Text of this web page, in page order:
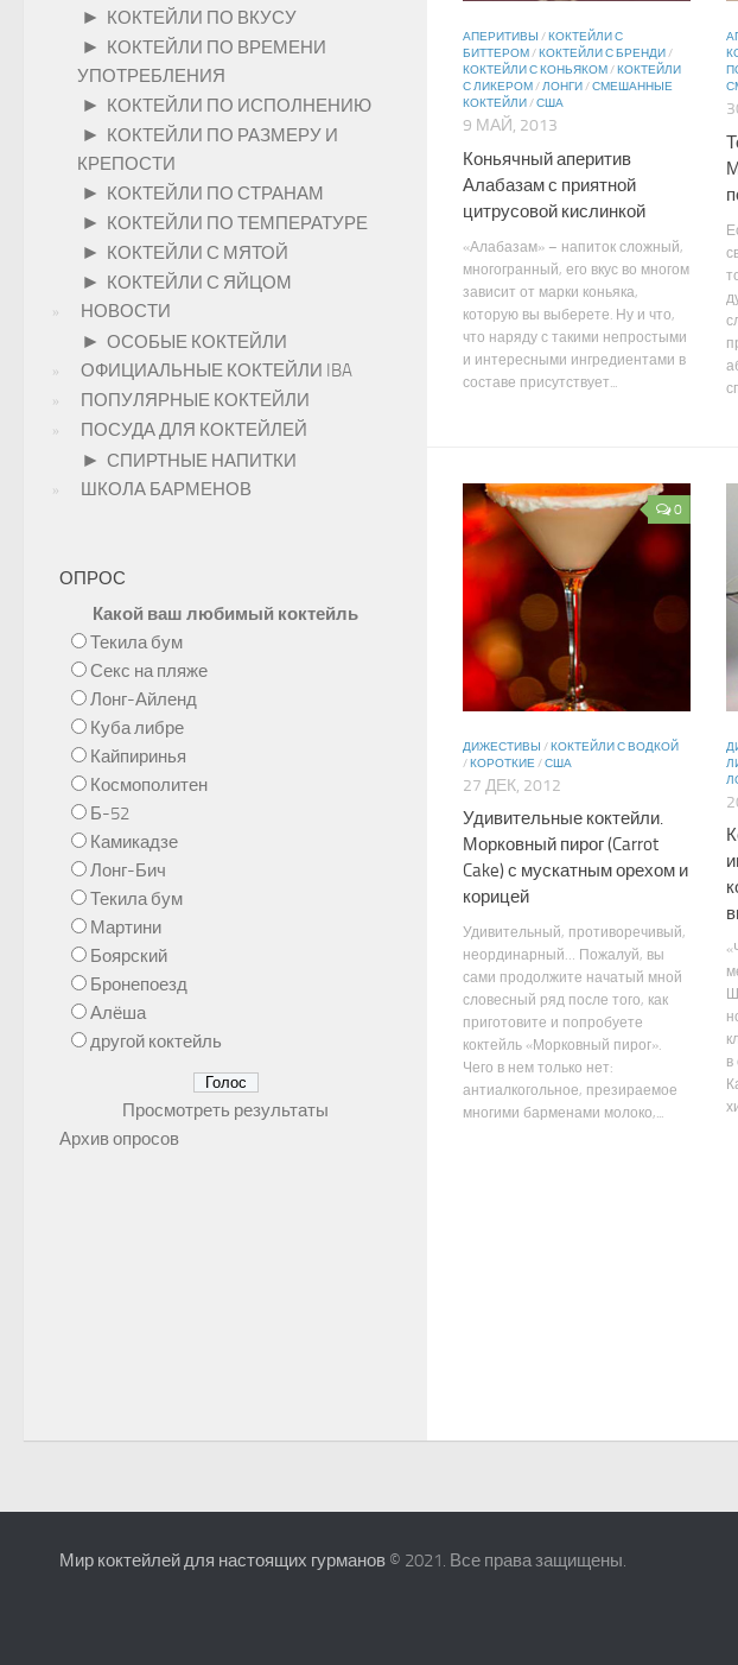
АПЕРИТИВЫ /КОКТЕЙЛИ С
БИТТЕРОМ/КОКТЕЙЛИ С БРЕНДИ/
КОКТЕЙЛИ С КОНЬЯКОМ/КОКТЕЙЛИ
С ЛИКЕРОМ/ЛОНГИ/СМЕШАННЫЕ
КОКТЕЙЛИ/США
9 МАЙ, 2013
Коньячный аперитив
Алабазам с приятной
цитрусовой кислинкой
«Алабазам» – напиток сложный,
многогранный, его вкус во многом
зависит от марки коньяка,
которую вы выберете. Ну и что,
что наряду с такими непростыми
и интересными ингредиентами в
составе присутствует...
0
ДИЖЕСТИВЫ /КОКТЕЙЛИ С ВОДКОЙ
/КОРОТКИЕ/США
27 ДЕК, 2012
Удивительные коктейли.
Морковный пирог (Carrot
Cake) с мускатным орехом и
корицей
Удивительный, противоречивый,
неординарный… Пожалуй, вы
сами продолжите начатый мной
словесный ряд после того, как
приготовите и попробуете
коктейль «Морковный пирог».
Чего в нем только нет:
антиалкогольное, презираемое
многими барменами молоко,...
в
► КОКТЕЙЛИ ПО ВКУСУ
► КОКТЕЙЛИ ПО ВРЕМЕНИ
УПОТРЕБЛЕНИЯ
► КОКТЕЙЛИ ПО ИСПОЛНЕНИЮ
► КОКТЕЙЛИ ПО РАЗМЕРУ И
КРЕПОСТИ
► КОКТЕЙЛИ ПО СТРАНАМ
► КОКТЕЙЛИ ПО ТЕМПЕРАТУРЕ
► КОКТЕЙЛИ С МЯТОЙ
► КОКТЕЙЛИ С ЯЙЦОМ
НОВОСТИ
► ОСОБЫЕ КОКТЕЙЛИ
ОФИЦИАЛЬНЫЕ КОКТЕЙЛИ IBA
ПОПУЛЯРНЫЕ КОКТЕЙЛИ
ПОСУДА ДЛЯ КОКТЕЙЛЕЙ
► СПИРТНЫЕ НАПИТКИ
ШКОЛА БАРМЕНОВ
ОПРОС
Какой ваш любимый коктейль
Текила бум
Секс на пляже
Лонг-Айленд
Куба либре
Кайпиринья
Космополитен
Б-52
Камикадзе
Лонг-Бич
Текила бум
Мартини
Боярский
Бронепоезд
Алёша
другой коктейль
Просмотреть результаты
Архив опросов
Мир коктейлей для настоящих гурманов © 2021. Все права защищены.